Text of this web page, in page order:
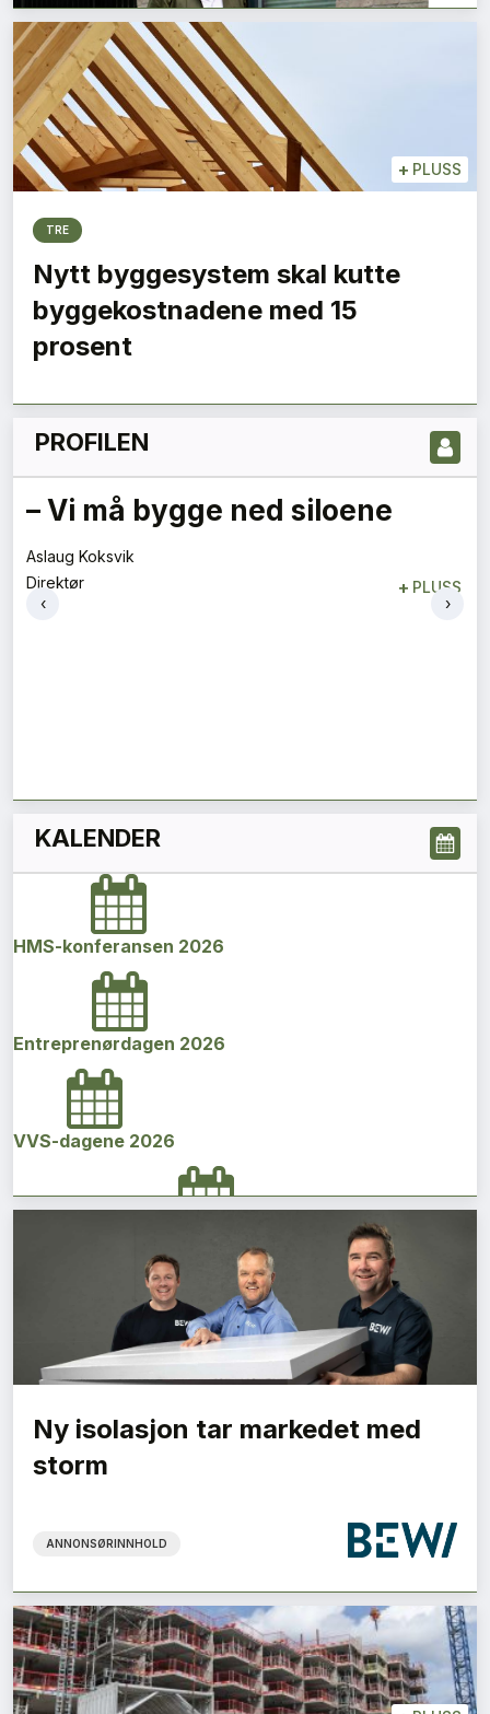
LES NYESTE UTGIVELSE HER
+ PLUSS
TRE
Nytt byggesystem skal kutte
byggekostnadene med 15
prosent
PROFILEN
Flygelederen som ble best på
bakken
Tore Tveit
‹ ›
KALENDER
HMS-konferansen 2026
Entreprenørdagen 2026
VVS-dagene 2026
Norges bygg- og eiendomskonferanse 2026
Vi Bygger Vestland 2026
Byggenæringens Klimakonferanse 2026
Ny isolasjon tar markedet med
storm
ANNONSØRINNHOLD